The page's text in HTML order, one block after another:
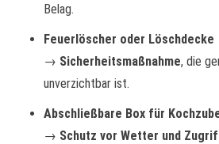
Belag.
Feuerlöscher oder Löschdecke
→ Sicherheitsmaßnahme, die
unverzichtbar ist.
Abschließbare Box für
→ Schutz vor Wetter und